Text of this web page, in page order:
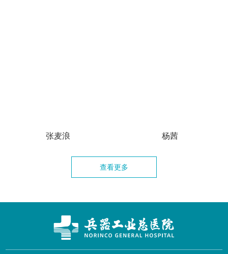
张麦浪 杨茜
查看更多